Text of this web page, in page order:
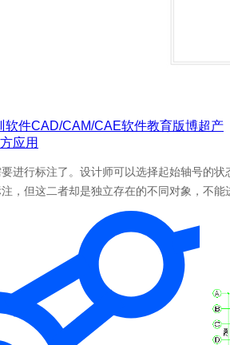
软件CAD/CAM/CAE软件教育版博超产
应用
进行标注了。设计师可以选择起始轴号的
，但这二者却是独立存在的不同对象，不